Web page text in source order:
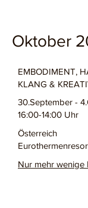
Oktober
EMBODIMENT,
KLANG &
30.September -
16:00-14:00 Uhr
Österreich
Nur mehr wenige